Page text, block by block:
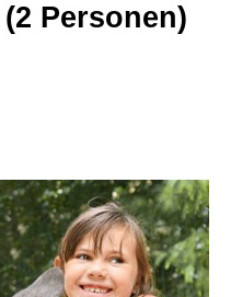
Personen)